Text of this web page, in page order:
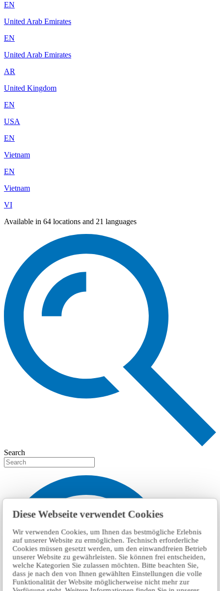
Diese Webseite verwendet Cookies
Wir verwenden Cookies, um Ihnen das bestmögliche Erlebnis
auf unserer Website zu ermöglichen. Technisch erforderliche
Cookies müssen gesetzt werden, um den einwandfreien Betrieb
unserer Website zu gewährleisten. Sie können frei entscheiden,
welche Kategorien Sie zulassen möchten. Bitte beachten Sie,
dass je nach den von Ihnen gewählten Einstellungen die volle
Funktionalität der Website möglicherweise nicht mehr zur
EN
United Arab Emirates
EN
United Arab Emirates
AR
United Kingdom
EN
USA
EN
Vietnam
EN
Vietnam
VI
Available in 64 locations and 21 languages
Search